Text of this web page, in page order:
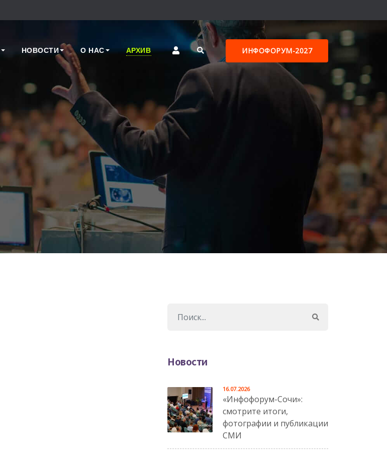
НОВОСТИ О НАС АРХИВ ИНФОФОРУМ-2027
Новости
«Инфофорум-Сочи»:
смотрите итоги,
фотографии и публикации
СМИ
16.07.2026